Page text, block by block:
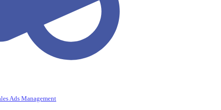
Ads Management